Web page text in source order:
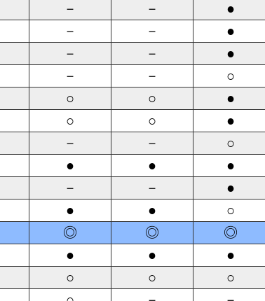
－ － ●
－ － ●
－ － ●
－ － ○
○ ○ ●
○ ○ ●
－ － ○
● ● ●
－ － ●
● ● ○
◎ ◎ ◎
● ● ●
○ ○ ○